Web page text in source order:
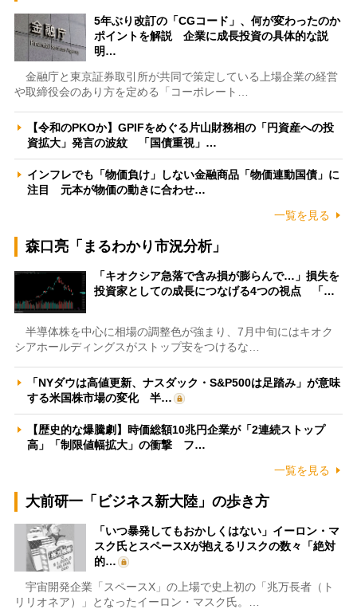
5年ぶり改訂の「CGコード」、何が変わったのか
ポイントを解説 企業に成長投資の具体的な説
明…
金融庁と東京証券取引所が共同で策定している上場企業の経営
や取締役会のあり方を定める「コーポレート…
【令和のPKOか】GPIFをめぐる片山財務相の「円資産への投
資拡大」発言の波紋 「国債重視」…
インフレでも「物価負け」しない金融商品「物価連動国債」に
注目 元本が物価の動きに合わせ…
一覧を見る
森口亮「まるわかり市況分析」
「キオクシア急落で含み損が膨らんで…」損失を
投資家としての成長につなげる4つの視点 「…
半導体株を中心に相場の調整色が強まり、7月中旬にはキオク
シアホールディングスがストップ安をつけるな…
「NYダウは高値更新、ナスダック・S&P500は足踏み」が意味
する米国株市場の変化 半…
【歴史的な爆騰劇】時価総額10兆円企業が「2連続ストップ
高」「制限値幅拡大」の衝撃 フ…
一覧を見る
大前研一「ビジネス新大陸」の歩き方
「いつ暴発してもおかしくはない」イーロン・マ
スク氏とスペースXが抱えるリスクの数々「絶対
的…
宇宙開発企業「スペースX」の上場で史上初の「兆万長者（ト
リリオネア）」となったイーロン・マスク氏。…